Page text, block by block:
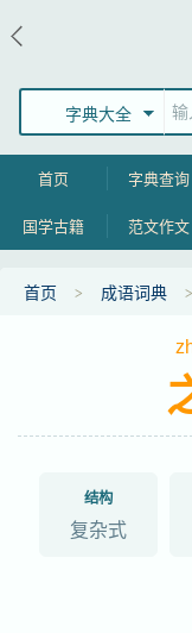
字典大全
首页 字典查询
国学古籍 范文作文
首页 成语词典
结构
复杂式